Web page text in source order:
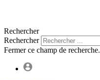
Rechercher
Rechercher
Fermer ce champ de recherche.